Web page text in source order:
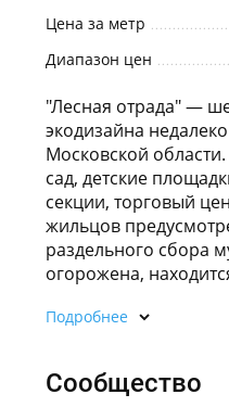
Цена за метр
Диапазон цен
"Лесная отрада" —
экодизайна
Московской
сад, детские
секции, торговый
жильцов
раздельного сбора
огорожена,
Подробнее
Сообщество